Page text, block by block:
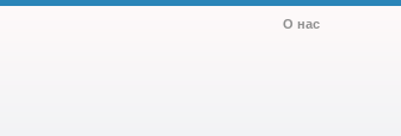
О нас